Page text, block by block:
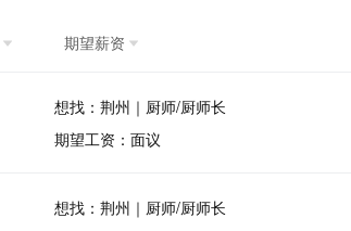
期望薪资
想找：荆州｜厨师/厨师长
期望工资：面议
想找：荆州｜厨师/厨师长